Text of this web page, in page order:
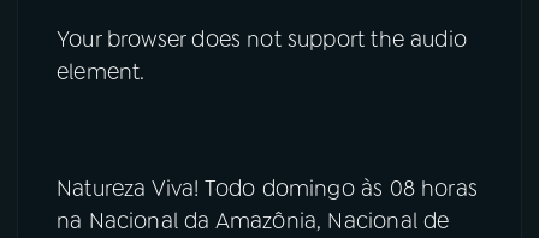
Your browser does not support the audio
element.
Natureza Viva! Todo domingo às 08 horas
na Nacional da Amazônia, Nacional de